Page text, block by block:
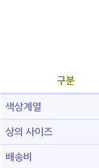
구분
색상계열
상의 사이즈
배송비